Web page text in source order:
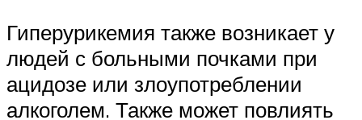
Гиперурикемия также возникает у
людей с больными почками при
ацидозе или злоупотреблении
алкоголем. Также может повлиять